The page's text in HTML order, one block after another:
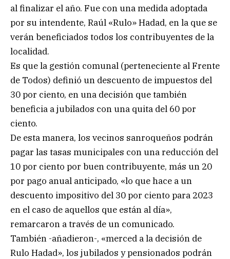
al finalizar el año. Fue con una medida adoptada
por su intendente, Raúl «Rulo» Hadad, en la que se
verán beneficiados todos los contribuyentes de la
localidad.
Es que la gestión comunal (perteneciente al Frente
de Todos) definió un descuento de impuestos del
30 por ciento, en una decisión que también
beneficia a jubilados con una quita del 60 por
ciento.
De esta manera, los vecinos sanroqueños podrán
pagar las tasas municipales con una reducción del
10 por ciento por buen contribuyente, más un 20
por pago anual anticipado, «lo que hace a un
descuento impositivo del 30 por ciento para 2023
en el caso de aquellos que están al día»,
remarcaron a través de un comunicado.
También -añadieron-, «merced a la decisión de
Rulo Hadad», los jubilados y pensionados podrán